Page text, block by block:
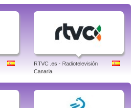
RTVC .es - Radiotelevisión
Canaria